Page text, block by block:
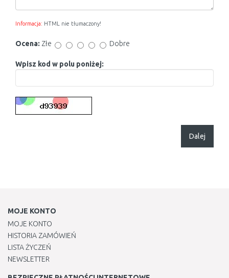
Informacja: HTML nie tłumaczony!
Ocena: Złe Dobre
Wpisz kod w polu poniżej:
Dalej
MOJE KONTO
MOJE KONTO
HISTORIA ZAMÓWIEŃ
LISTA ŻYCZEŃ
NEWSLETTER